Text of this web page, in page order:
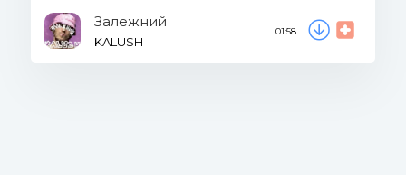
Залежний
KALUSH
01:58